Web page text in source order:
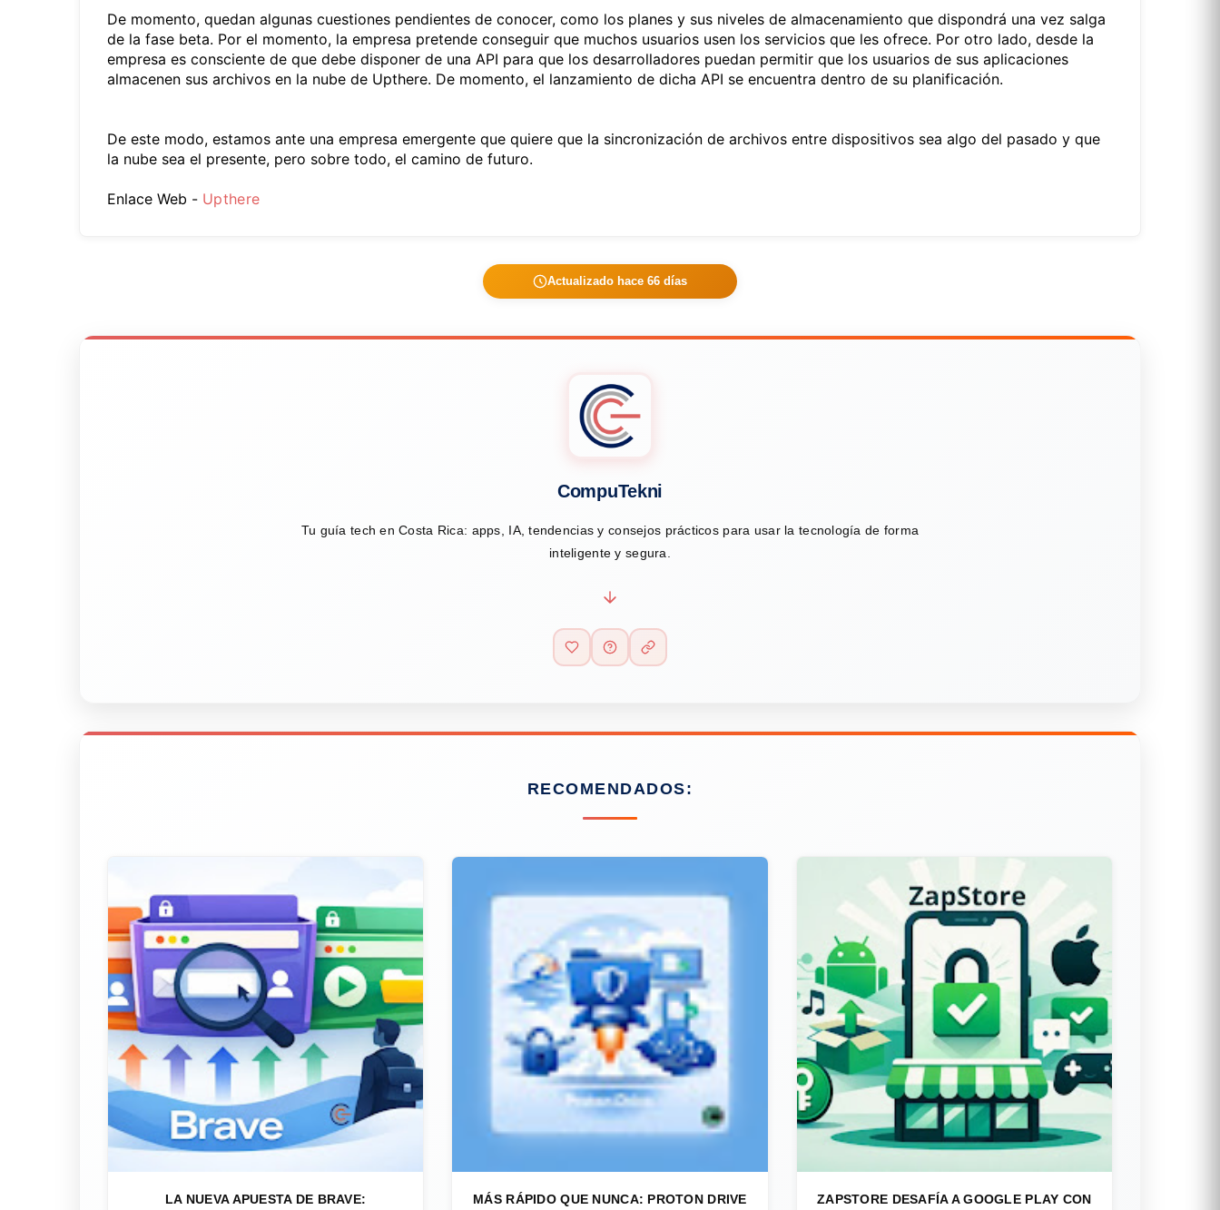
De momento, quedan algunas cuestiones pendientes de conocer, como los planes y sus niveles de almacenamiento que dispondrá una vez salga
de la fase beta. Por el momento, la empresa pretende conseguir que muchos usuarios usen los servicios que les ofrece. Por otro lado, desde la
empresa es consciente de que debe disponer de una API para que los desarrolladores puedan permitir que los usuarios de sus aplicaciones
almacenen sus archivos en la nube de Upthere. De momento, el lanzamiento de dicha API se encuentra dentro de su planificación.
De este modo, estamos ante una empresa emergente que quiere que la sincronización de archivos entre dispositivos sea algo del pasado y que
la nube sea el presente, pero sobre todo, el camino de futuro.
Enlace Web - Upthere
Actualizado hace 66 días
CompuTekni
Tu guía tech en Costa Rica: apps, IA, tendencias y consejos prácticos para usar la tecnología de forma
inteligente y segura.
RECOMENDADOS:
LA NUEVA APUESTA DE BRAVE:
MÁS RÁPIDO QUE NUNCA: PROTON DRIVE
ZAPSTORE DESAFÍA A GOOGLE PLAY CON